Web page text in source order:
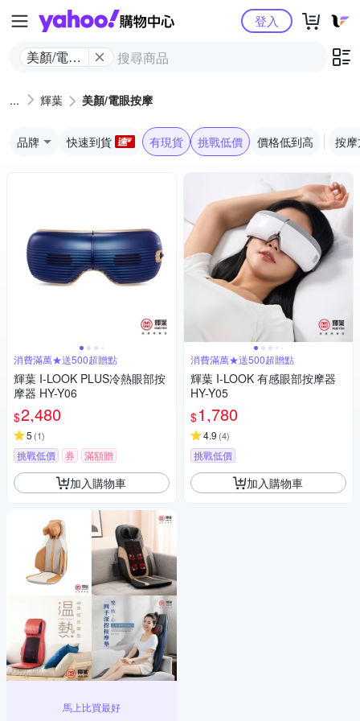
Yahoo購物中心
美顏/電眼
登入
輝葉 美顏/電眼按摩
品牌 快速到貨 有現貨 挑戰低價 價格低到高 按
消費滿萬★送500超贈點
輝葉 I-LOOK PLUS冷熱眼部按
摩器 HY-Y06
$2,480
5 (1)
挑戰低價 券 滿額贈
加入購物車
馬上比買最好
消費滿萬★送500超贈點
輝葉 I-LOOK 有感眼部按摩器
HY-Y05
$1,780
4.9 (4)
挑戰低價
加入購物車